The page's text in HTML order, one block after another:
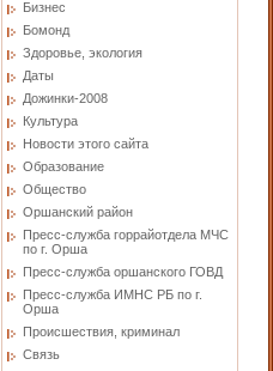
Бизнес
Бомонд
Здоровье, экология
Даты
Дожинки-2008
Культура
Новости этого сайта
Образование
Общество
Оршанский район
Пресс-служба горрайотдела МЧС
по г. Орша
Пресс-служба оршанского ГОВД
Пресс-служба ИМНС РБ по г.
Орша
Проиcшествия, криминал
Связь